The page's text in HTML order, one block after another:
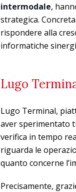
intermodale,
strategica.
rispondere alla
informatiche
Lugo
Lugo Terminal,
aver sperimentato
verifica in tempo
riguarda le
quanto concerne
Precisamente,